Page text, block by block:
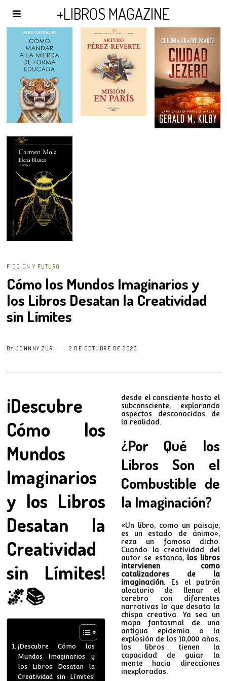
+LIBROS MAGAZINE
FICCIÓN Y FUTURO
Cómo los Mundos Imaginarios y
los Libros Desatan la Creatividad
sin Límites
BY JOHNNY ZURI 2 DE OCTUBRE DE 2023
¡Descubre
Cómo los
Mundos
Imaginarios
y los Libros
Desatan la
Creatividad
sin Límites!
🌌📚
¡Descubre Cómo los
Mundos Imaginarios y
los Libros Desatan la
Creatividad sin Límites!
desde el consciente hasta el
subconsciente, explorando
aspectos desconocidos de
la realidad.
¿Por Qué los
Libros Son el
Combustible de
la Imaginación?
«Un libro, como un paisaje,
es un estado de ánimo»,
reza un famoso dicho.
Cuando la creatividad del
autor se estanca, los libros
intervienen como
catalizadores de la
imaginación. Es el patrón
aleatorio de llenar el
cerebro con diferentes
narrativas lo que desata la
chispa creativa. Ya sea un
mapa fantasmal de una
antigua epidemia o la
explosión de los 10,000 años,
los libros tienen la
capacidad de guiar la
mente hacia direcciones
inexploradas.